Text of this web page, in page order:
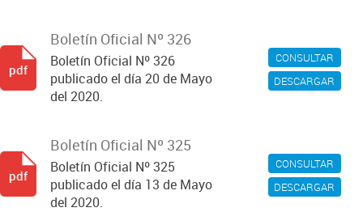
CONSULTAR
DESCARGAR
Boletín Oficial Nº 326
Boletín Oficial Nº 326
publicado el día 20 de Mayo
del 2020.
pdf
CONSULTAR
DESCARGAR
Boletín Oficial Nº 325
Boletín Oficial Nº 325
publicado el día 13 de Mayo
del 2020.
pdf